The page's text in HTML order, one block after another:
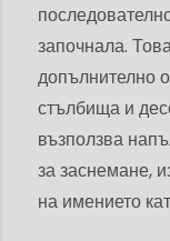
започнала.
допълнително
стълбища и
възползва
за заснемане,
на имението